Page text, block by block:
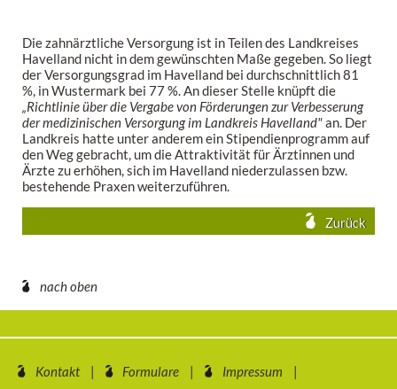
Die zahnärztliche Versorgung ist in Teilen des Landkreises
Havelland nicht in dem gewünschten Maße gegeben. So liegt
der Versorgungsgrad im Havelland bei durchschnittlich 81
%, in Wustermark bei 77 %. An dieser Stelle knüpft die
„Richtlinie über die Vergabe von Förderungen zur Verbesserung
der medizinischen Versorgung im Landkreis Havelland"an. Der
Landkreis hatte unter anderem ein Stipendienprogramm auf
den Weg gebracht, um die Attraktivität für Ärztinnen und
Ärzte zu erhöhen, sich im Havelland niederzulassen bzw.
bestehende Praxen weiterzuführen.
Zurück
nach oben
Kontakt Formulare Impressum